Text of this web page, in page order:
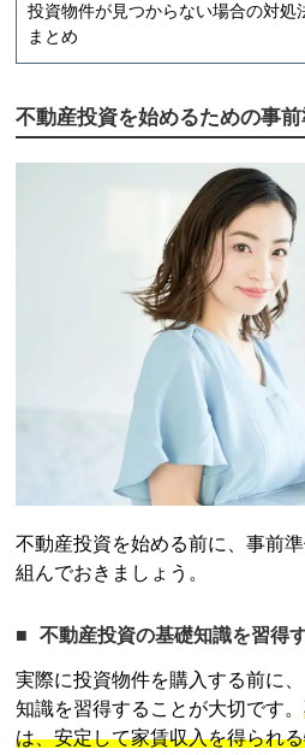
投資物件が見つからない場合の対処
まとめ
不動産投資を始めるための事
不動産投資を始める前に、事前
組んでおきましょう。
不動産投資の基礎知識を習得
実際に投資物件を購入する前に
知識を習得することが大切です。
は、安定して家賃収入を得られ